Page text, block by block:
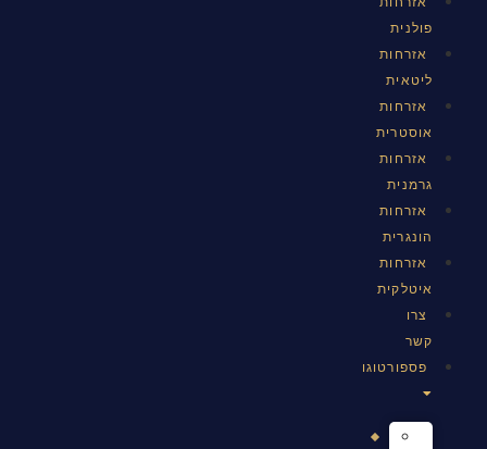
פולנית
אזרחות
ליטאית
אזרחות
אוסטרית
אזרחות
גרמנית
אזרחות
הונגרית
אזרחות
איטלקית
צרו
קשר
פספורטוגו